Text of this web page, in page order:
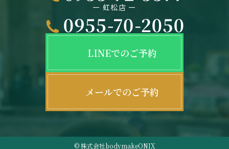
― 虹松店 ―
LINEでのご予約
メールでのご予約
© 株式会社bodymakeONIX